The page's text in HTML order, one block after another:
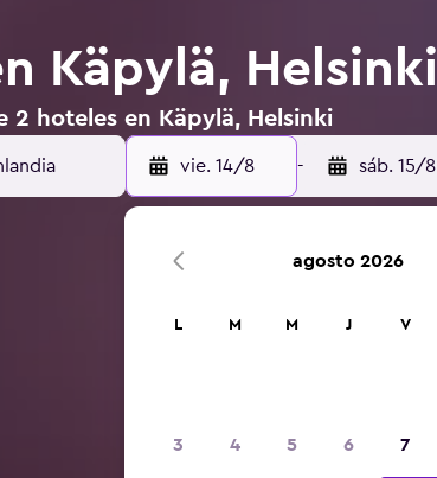
Käpylä, Helsinki
2 hoteles en Käpylä, Helsinki
vie. 14/8 - sáb. 15/8
agosto 2026
L M M J V
3 4 5 6 7